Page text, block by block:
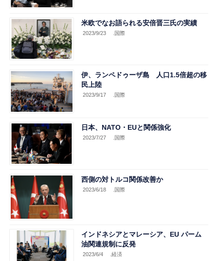
米欧でなお語られる安倍晋三氏の実績
2023/9/23 .国際
伊、ランペドゥーザ島 人口1.5倍超の移
民上陸
2023/9/17 .国際
日本、NATO・EUと関係強化
2023/7/27 .国際
西側の対トルコ関係改善か
2023/6/18 .国際
インドネシアとマレーシア、EU パーム
油関連規制に反発
2023/6/4 .経済